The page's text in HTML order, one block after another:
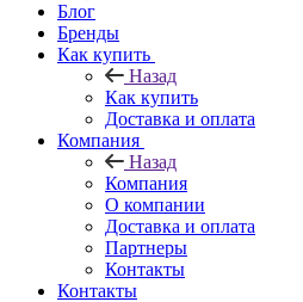
Блог
Бренды
Как купить
Назад
Как купить
Доставка и оплата
Компания
Назад
Компания
О компании
Доставка и оплата
Партнеры
Контакты
Контакты